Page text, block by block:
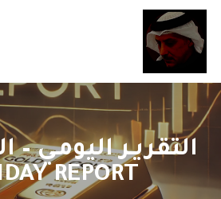
Skip
main
content
التقريـر اليومـي –
REPORT
Menu